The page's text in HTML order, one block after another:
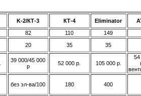
K-2/КТ-3 КТ-4 Eliminator
82 110
149
20 35 35
39 000/45 000
р
52 000 р. 105 000 р.
без эл-ва/100 180 400